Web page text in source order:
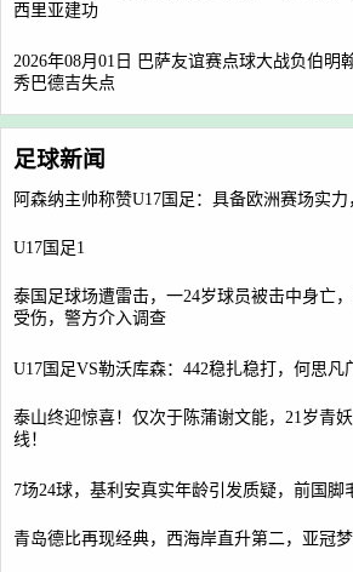
西里亚建功
2026年08月01日 巴萨友谊赛点球大战负伯明
秀巴德吉失点
足球新闻
阿森纳主帅称赞U17国足：具备欧洲赛场实
U17国足1
泰国足球场遭雷击，一24岁球员被击中身亡
受伤，警方介入调查
U17国足VS勒沃库森：442稳扎稳打，何思
泰山终迎惊喜！仅次于陈蒲谢文能，21岁青
线！
7场24球，基利安真实年龄引发质疑，前国脚
青岛德比再现经典，西海岸直升第二，亚冠